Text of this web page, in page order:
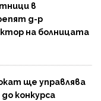
в
д-р
на болницата
ще управлява
конкурса